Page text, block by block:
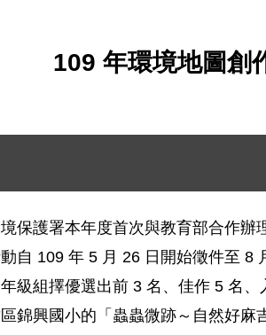
109 年環境地圖創
保護署本年度首次與教育部合作
自 109 年 5 月 26 日開始徵件至 8
級組擇優選出前 3 名、佳作 5 名
錦興國小的「蟲蟲微跡～自然好